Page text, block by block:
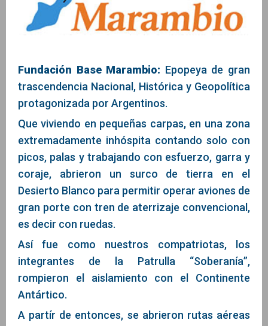
Fundación Base Marambio: Epopeya de gran
trascendencia Nacional, Histórica y Geopolítica
protagonizada por Argentinos.
Que viviendo en pequeñas carpas, en una zona
extremadamente inhóspita contando solo con
picos, palas y trabajando con esfuerzo, garra y
coraje, abrieron un surco de tierra en el
Desierto Blanco para permitir operar aviones de
gran porte con tren de aterrizaje convencional,
es decir con ruedas.
Así fue como nuestros compatriotas, los
integrantes de la Patrulla “Soberanía”,
rompieron el aislamiento con el Continente
Antártico.
A partír de entonces, se abrieron rutas aéreas